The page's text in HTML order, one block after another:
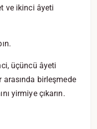
ve ikinci âyeti
üçüncü âyeti
birleşmede
yirmiye çıkarın.